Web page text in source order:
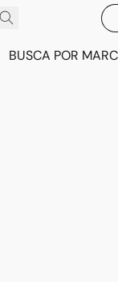
BUSCA POR